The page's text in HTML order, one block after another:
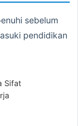
sebelum
pendidikan
Sifat